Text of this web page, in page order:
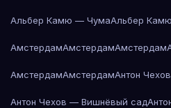
Альбер Камю — ЧумаАльбер
АмстердамАмстердамАмстердам
АмстердамАмстердамАнтон
Антон Чехов — Вишнёвый сад